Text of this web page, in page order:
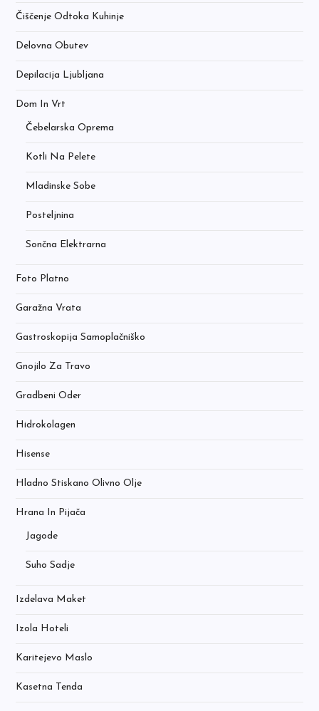
Čiščenje Odtoka Kuhinje
Delovna Obutev
Depilacija Ljubljana
Dom In Vrt
Čebelarska Oprema
Kotli Na Pelete
Mladinske Sobe
Posteljnina
Sončna Elektrarna
Foto Platno
Garažna Vrata
Gastroskopija Samoplačniško
Gnojilo Za Travo
Gradbeni Oder
Hidrokolagen
Hisense
Hladno Stiskano Olivno Olje
Hrana In Pijača
Jagode
Suho Sadje
Izdelava Maket
Izola Hoteli
Karitejevo Maslo
Kasetna Tenda